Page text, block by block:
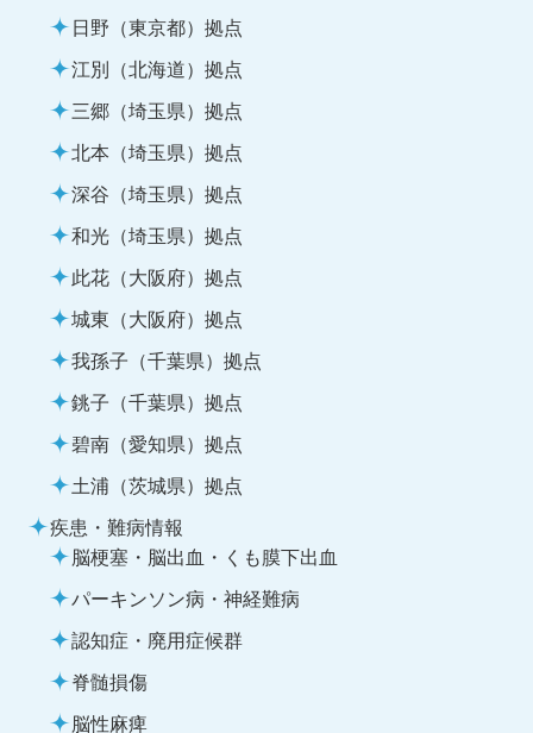
日野（東京都）拠点
江別（北海道）拠点
三郷（埼玉県）拠点
北本（埼玉県）拠点
深谷（埼玉県）拠点
和光（埼玉県）拠点
此花（大阪府）拠点
城東（大阪府）拠点
我孫子（千葉県）拠点
銚子（千葉県）拠点
碧南（愛知県）拠点
土浦（茨城県）拠点
疾患・難病情報
脳梗塞・脳出血・くも膜下出血
パーキンソン病・神経難病
認知症・廃用症候群
脊髄損傷
脳性麻痺